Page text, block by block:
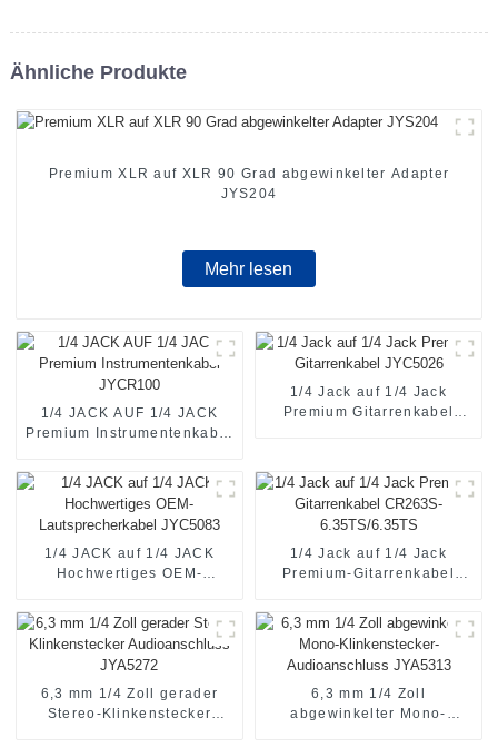
Ähnliche Produkte
Premium XLR auf XLR 90 Grad abgewinkelter Adapter
JYS204
Mehr lesen
1/4 JACK AUF 1/4 JACK
Premium Instrumentenkabel
1/4 Jack auf 1/4 Jack
Premium Gitarrenkabel
1/4 JACK auf 1/4 JACK
Hochwertiges OEM-
1/4 Jack auf 1/4 Jack
Premium-Gitarrenkabel
6,3 mm 1/4 Zoll gerader
Stereo-Klinkenstecker
6,3 mm 1/4 Zoll
abgewinkelter Mono-